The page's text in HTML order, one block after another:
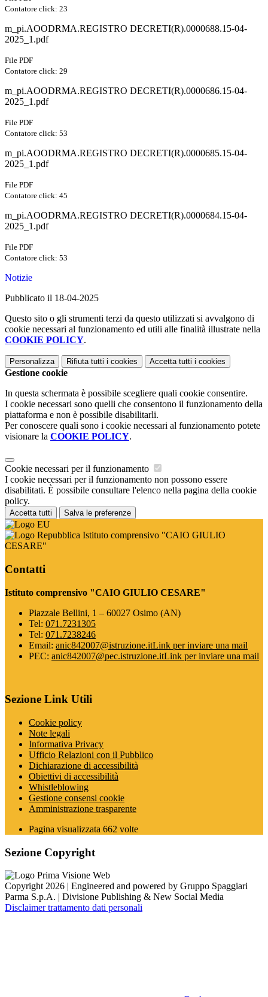
Contatore click: 23
m_pi.AOODRMA.REGISTRO DECRETI(R).0000688.15-04-
2025_1.pdf
File PDF
Contatore click: 29
m_pi.AOODRMA.REGISTRO DECRETI(R).0000686.15-04-
2025_1.pdf
File PDF
Contatore click: 53
m_pi.AOODRMA.REGISTRO DECRETI(R).0000685.15-04-
2025_1.pdf
File PDF
Contatore click: 45
m_pi.AOODRMA.REGISTRO DECRETI(R).0000684.15-04-
2025_1.pdf
File PDF
Contatore click: 53
Notizie
Pubblicato il 18-04-2025
Questo sito o gli strumenti terzi da questo utilizzati si avvalgono di
cookie necessari al funzionamento ed utili alle finalità illustrate nella
COOKIE POLICY.
Personalizza Rifiuta tutti i cookies Accetta tutti i cookies
Gestione cookie
In questa schermata è possibile scegliere quali cookie consentire.
I cookie necessari sono quelli che consentono il funzionamento della
piattaforma e non è possibile disabilitarli.
Per conoscere quali sono i cookie necessari al funzionamento potete
visionare la COOKIE POLICY.
Cookie necessari per il funzionamento
I cookie necessari per il funzionamento non possono essere
disabilitati. È possibile consultare l'elenco nella pagina della cookie
policy.
Accetta tutti Salva le preferenze
Istituto comprensivo "CAIO GIULIO
CESARE"
Contatti
Istituto comprensivo "CAIO GIULIO CESARE"
Piazzale Bellini, 1 – 60027 Osimo (AN)
Tel: 071.7231305
Tel: 071.7238246
Email: anic842007@istruzione.itLink per inviare una mail
PEC: anic842007@pec.istruzione.itLink per inviare una mail
Sezione Link Utili
Cookie policy
Note legali
Informativa Privacy
Ufficio Relazioni con il Pubblico
Dichiarazione di accessibilità
Obiettivi di accessibilità
Whistleblowing
Gestione consensi cookie
Amministrazione trasparente
Pagina visualizzata 662 volte
Sezione Copyright
Copyright 2026 | Engineered and powered by Gruppo Spaggiari
Parma S.p.A. | Divisione Publishing & New Social Media
Disclaimer trattamento dati personali